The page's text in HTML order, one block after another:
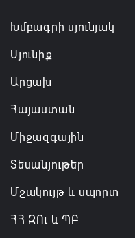
Խմբագրի սյունյակ
Սյունիք
Արցախ
Հայաստան
Միջազգային
Տեսանյութեր
Մշակույթ և սպորտ
ՀՀ ԶՈւ և ՊԲ